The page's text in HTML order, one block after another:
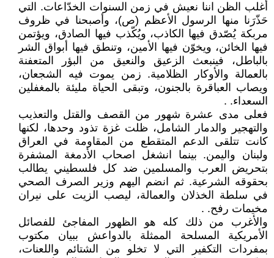
أغلب الظن اننا نعيش في زمن السنوات الخدّاعات. التي
حَذّرَنا منها الرسول الأعظم (ص)، وأصبحنا في ظروف
مربكة يُصّدق فيها الكاذب، ويُكّذب فيها الصادق، ويؤتمن
فيها الخائن، ويخوّن فيها الأمين، وتنطق فيها أبواق الشر
بالباطل، فينبعث الزعيق والنعيق من البؤر المتعفنة
بالعمالة والأوكار الظلامية. زمن يموت فيه الشجعان،
ويصاب العباقرة بالجنون، وتبقى الحياة مليئة بالمغفلين
السعداء. .
فعلى مدى عشرة شهور من القصف والقتل والتعذيب
والتهجير والدمار الشامل، ظلت غزة تذود وحدها، لكنها
كانت تتلقى الدعم المتقطع من المقاومة في العراق
ولبنان واليمن. بينما انشغل اصحاب الأدمغة المشفرة
بتحريض العرب والمسلمين ضد كل فلسطيني يطالب
بحقوقه الشرعية. ثم انضم اليهم وزير الصرف الصحي
في سلطة الخذلان والعمالة، ليصب الزيت على نيران
مخيمات رفح. .
والأغرب من ذلك كله هو الظهور المفاجئ للفصائل
الأمريكية المسلحة الممثلة بالدواعش ببيان مكتوب
بمفردات التكفير التي لا تخلو من الشتائم واللعنات،